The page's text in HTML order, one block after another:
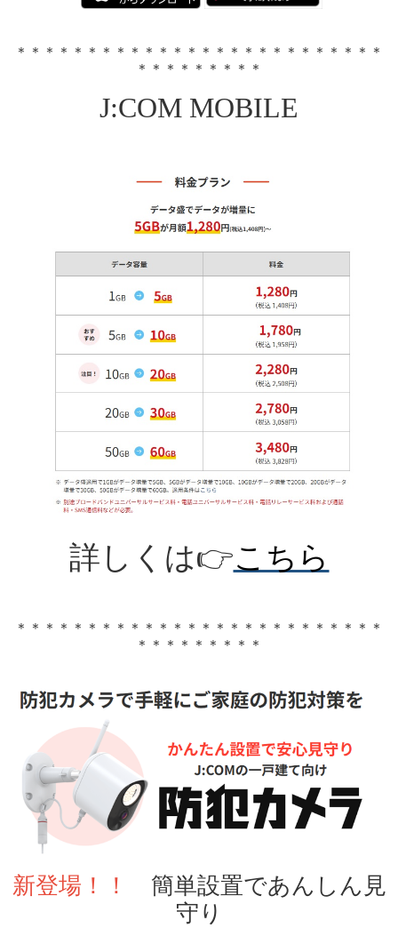
​＊＊＊＊＊＊＊＊＊＊＊＊＊＊＊＊＊＊＊＊＊＊＊＊＊＊
＊＊＊＊＊＊＊＊＊
J:COM MOBILE
詳しくは👉こちら
＊＊＊＊＊＊＊＊＊＊＊＊＊＊＊＊＊＊＊＊＊＊＊＊＊＊
＊＊＊＊＊＊＊＊＊
新登場！！
簡単設置であんしん見
守り